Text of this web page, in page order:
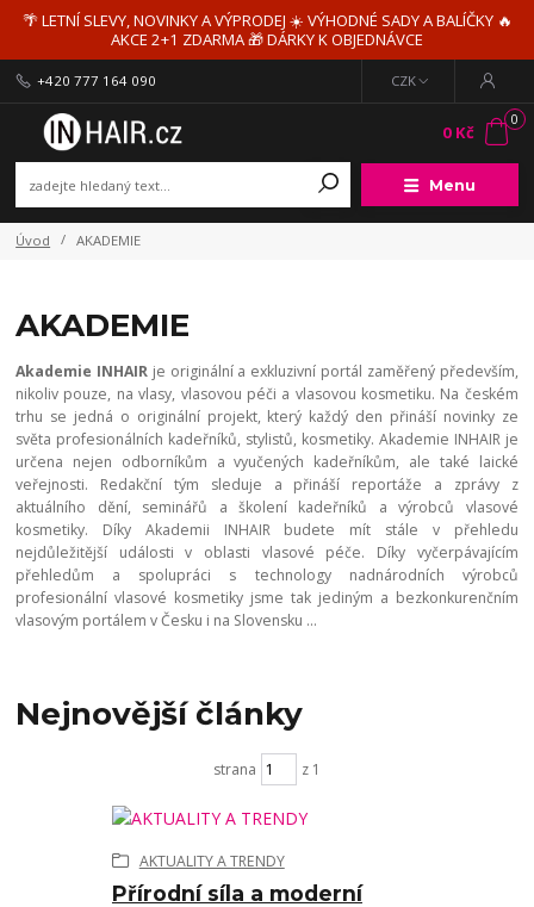
🌴 LETNÍ SLEVY, NOVINKY A VÝPRODEJ ☀️ VÝHODNÉ SADY A BALÍČKY 🔥
AKCE 2+1 ZDARMA 🎁 DÁRKY K OBJEDNÁVCE
Menu
CZK
+420 777 164 090
0
0 Kč
Úvod AKADEMIE
AKADEMIE
Akademie INHAIRje originální a exkluzivní portál zaměřený především,
nikoliv pouze, na vlasy, vlasovou péči a vlasovou kosmetiku. Na českém
trhu se jedná o originální projekt, který každý den přináší novinky ze
světa profesionálních kadeřníků, stylistů, kosmetiky. Akademie INHAIR je
určena nejen odborníkům a vyučených kadeřníkům, ale také laické
veřejnosti. Redakční tým sleduje a přináší reportáže a zprávy z
aktuálního dění, seminářů a školení kadeřníků a výrobců vlasové
kosmetiky. Díky Akademii INHAIR budete mít stále v přehledu
nejdůležitější události v oblasti vlasové péče. Díky vyčerpávajícím
přehledům a spolupráci s technology nadnárodních výrobců
profesionální vlasové kosmetiky jsme tak jediným a bezkonkurenčním
vlasovým portálem v Česku i na Slovensku ...
Nejnovější články
strana z 1
Přírodní síla a moderní
AKTUALITY A TRENDY